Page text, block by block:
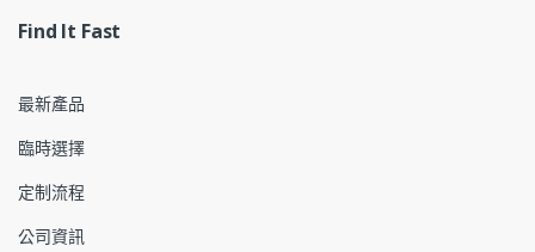
Find It Fast
最新產品
臨時選擇
定制流程
公司資訊